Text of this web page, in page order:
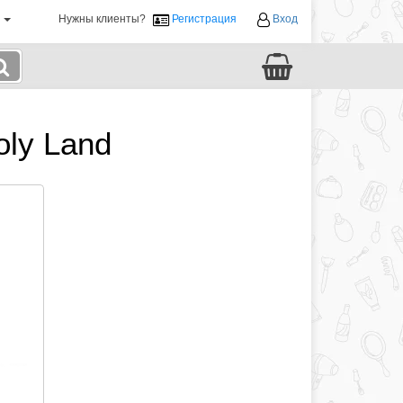
Нужны клиенты? Регистрация Вход
Land